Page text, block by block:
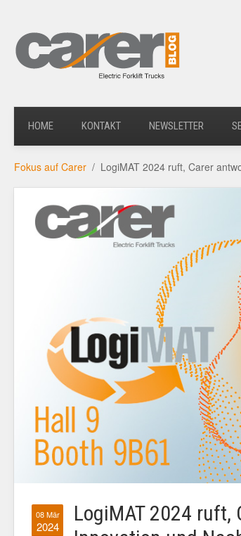
HOME KONTAKT NEWSLETTER
Fokus auf Carer LogiMAT 2024 ruft, Carer
08 Mär
2024
LogiMAT 2024 ruft,